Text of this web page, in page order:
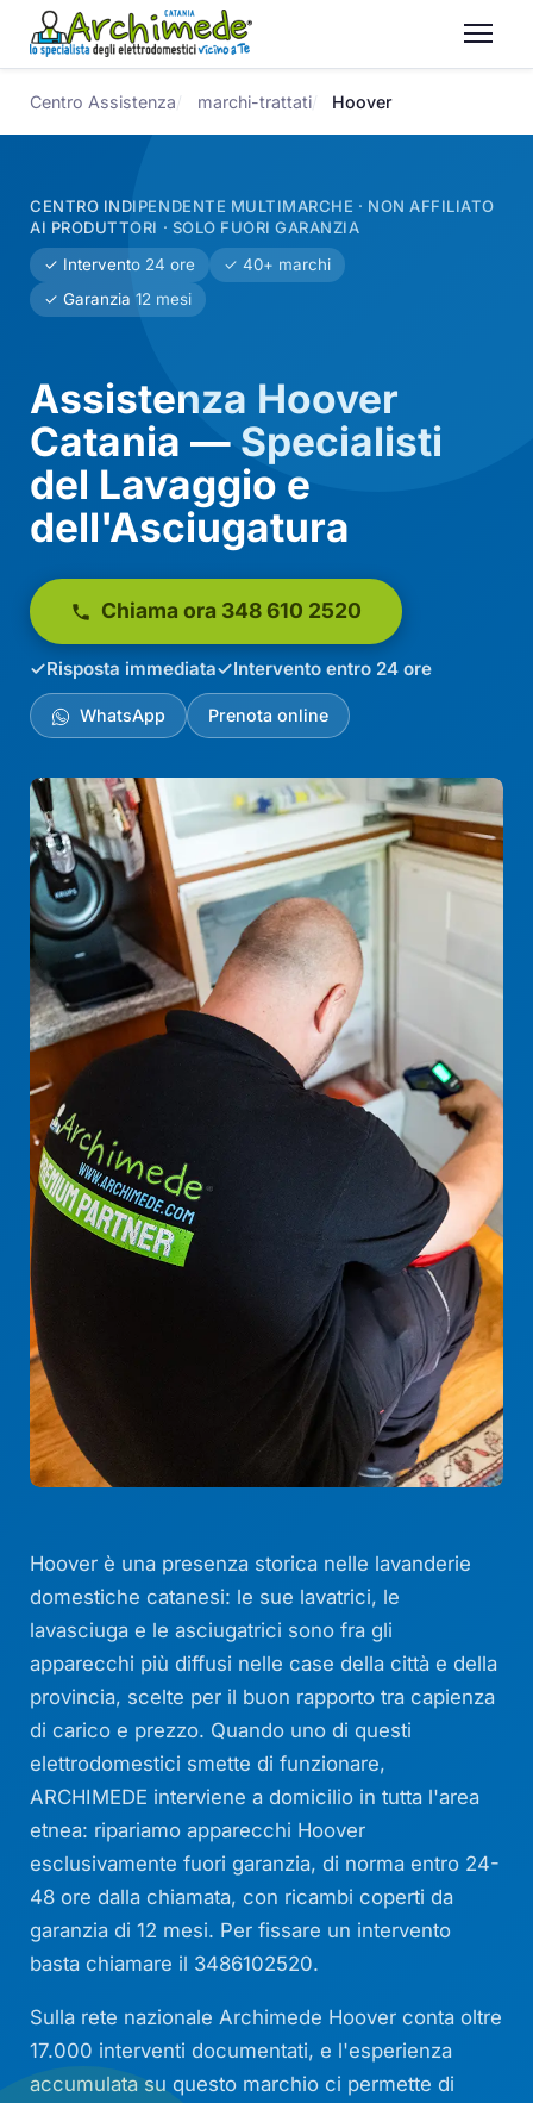
Centro Assistenza marchi-trattati Hoover
CENTRO INDIPENDENTE MULTIMARCHE · NON AFFILIATO
AI PRODUTTORI · SOLO FUORI GARANZIA
✓ Intervento 24 ore
✓ 40+ marchi
✓ Garanzia 12 mesi
Assistenza Hoover
Catania — Specialisti
del Lavaggio e
dell'Asciugatura
Chiama ora 348 610 2520
Risposta immediata Intervento entro 24 ore
WhatsApp Prenota online
Hoover è una presenza storica nelle lavanderie
domestiche catanesi: le sue lavatrici, le
lavasciuga e le asciugatrici sono fra gli
apparecchi più diffusi nelle case della città e della
provincia, scelte per il buon rapporto tra capienza
di carico e prezzo. Quando uno di questi
elettrodomestici smette di funzionare,
ARCHIMEDE interviene a domicilio in tutta l'area
etnea: ripariamo apparecchi Hoover
esclusivamente fuori garanzia, di norma entro 24-
48 ore dalla chiamata, con ricambi coperti da
garanzia di 12 mesi. Per fissare un intervento
basta chiamare il 3486102520.
Sulla rete nazionale Archimede Hoover conta oltre
17.000 interventi documentati, e l'esperienza
accumulata su questo marchio ci permette di